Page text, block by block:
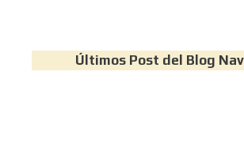
Últimos Post del Blog